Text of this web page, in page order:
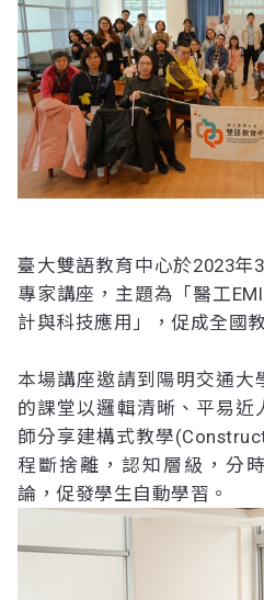
臺大雙語教育中心於2023年
專家講座，主題為「醫工
計與科技應用」，促成全國
本場講座邀請到陽明交通大
的課堂以邏輯清晰、平易近
師分享建構式教學
程斷捨離，認知層級，分
論，促發學生自動學習。